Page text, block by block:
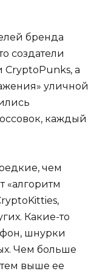
бренда
создатели
CryptoPunks, а
уличной
каждый
чем
«алгоритм
Какие-то
шнурки
Чем больше
выше ее